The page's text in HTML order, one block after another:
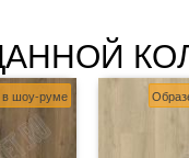
шоу-руме